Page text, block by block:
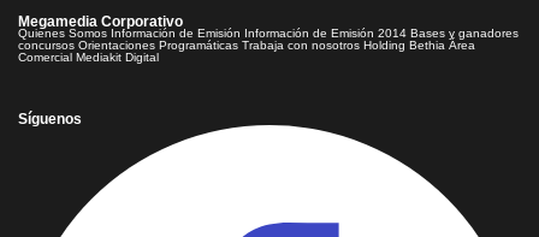
Megamedia Corporativo
Quienes Somos Información de Emisión Información de Emisión 2014 Bases y ganadores
concursos Orientaciones Programáticas Trabaja con nosotros Holding Bethia Área
Comercial Mediakit Digital
Síguenos